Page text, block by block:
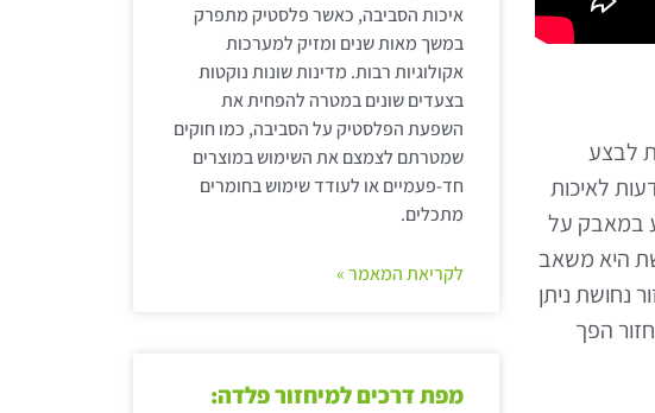
לבצע
לאיכות
במאבק על
היא משאב
נחושת ניתן
הפך
איכות הסביבה, כאשר פלסטיק מתפרק
במשך מאות שנים ומזיק למערכות
אקולוגיות רבות. מדינות שונות נוקטות
בצעדים שונים במטרה להפחית את
השפעת הפלסטיק על הסביבה, כמו חוקים
שמטרתם לצמצם את השימוש במוצרים
חד-פעמיים או לעודד שימוש בחומרים
מתכלים.
לקריאת המאמר »
מפת דרכים למיחזור פלדה: